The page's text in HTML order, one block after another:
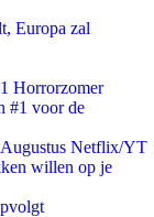
Europa zal
Horrorzomer
#1 voor de
Netflix/YT
willen op je